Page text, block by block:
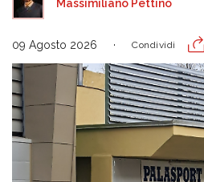
Massimiliano Pettino
09 Agosto 2026 Condividi